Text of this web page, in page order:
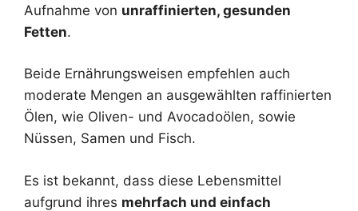
Aufnahme von unraffinierten, gesunden
Fetten.
Beide Ernährungsweisen empfehlen auch
moderate Mengen an ausgewählten raffinierten
Ölen, wie Oliven- und Avocadoölen, sowie
Nüssen, Samen und Fisch.
Es ist bekannt, dass diese Lebensmittel
aufgrund ihres mehrfach und einfach